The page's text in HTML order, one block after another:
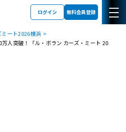
ログイン 無料会員登録
ミート2026横浜
万人突破！「ル・ボラン カーズ・ミート 20